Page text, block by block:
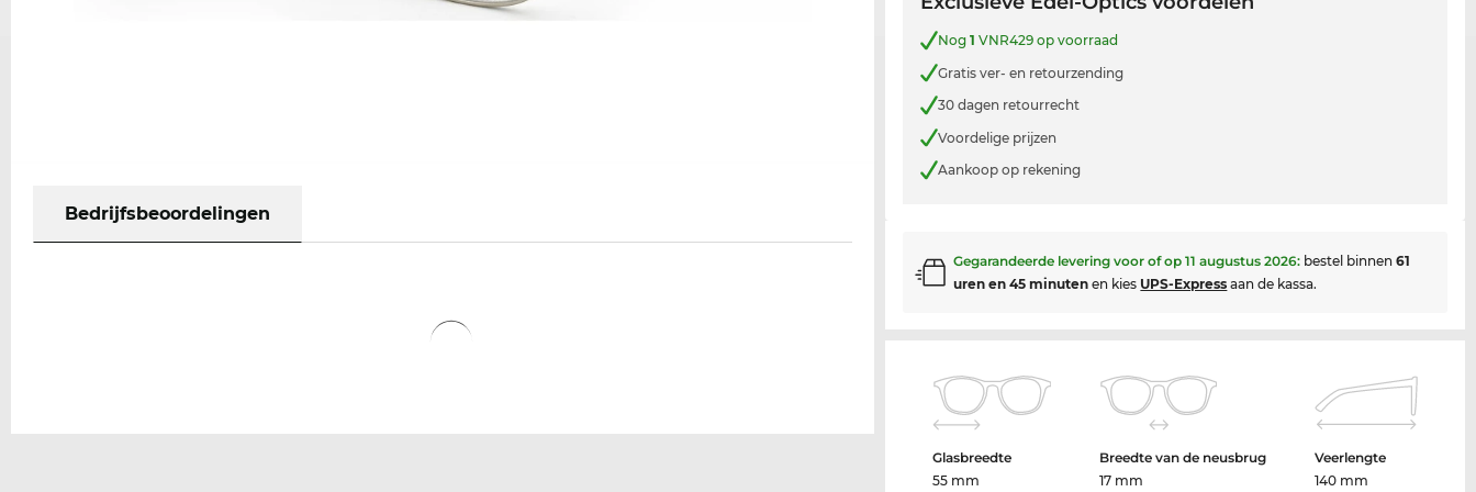
Bedrijfsbeoordelingen
Nog1 VNR429 op voorraad
Gratis ver- en retourzending
30 dagen retourrecht
Voordelige prijzen
Aankoop op rekening
Gegarandeerde levering voor of op11 augustus 2026: bestel binnen61
uren en 45 minuten en kies UPS-Express aan de kassa.
Glasbreedte
55 mm
Breedte van de neusbrug
17 mm
Veerlengte
140 mm